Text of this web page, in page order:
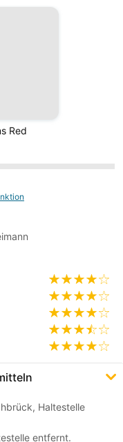
Red
Haltestelle
entfernt.